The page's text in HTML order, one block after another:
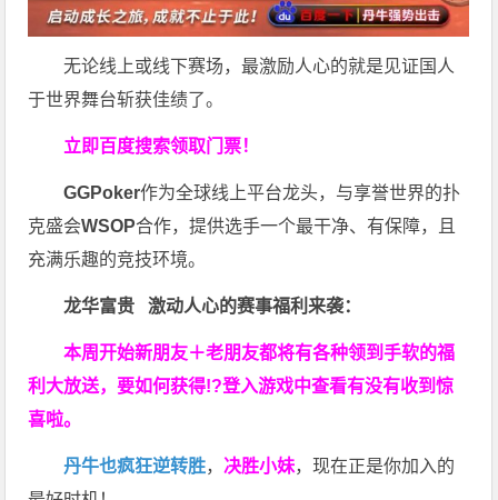
无论线上或线下赛场，最激励人心的就是见证国人
于世界舞台斩获佳绩了。
立即百度搜索领取门票！
GGPoker作为全球线上平台龙头，与享誉世界的扑
克盛会WSOP合作，提供选手一个最干净、有保障，且
充满乐趣的竞技环境。
龙华富贵 激动人心的赛事福利来袭：
本周开始新朋友＋老朋友都将有各种领到手软的福
利大放送，要如何获得!?登入游戏中查看有没有收到惊
喜啦。
丹牛也疯狂逆转胜， 决胜小妹，现在正是你加入的